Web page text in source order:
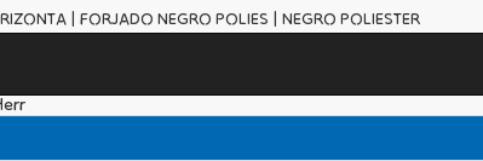
| FORJADO NEGRO POLIES | NEGRO POLIESTER